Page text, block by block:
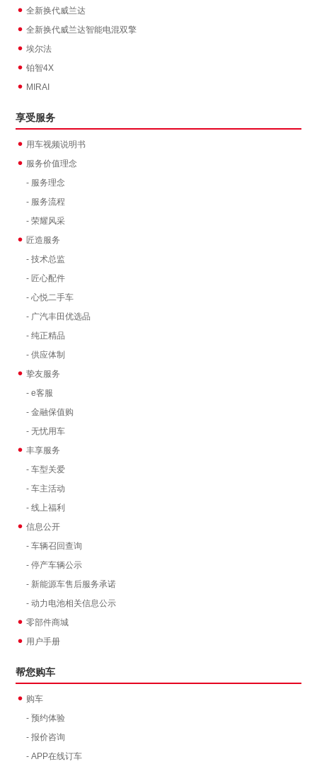
全新换代威兰达
全新换代威兰达智能电混双擎
埃尔法
铂智4X
MIRAI
享受服务
用车视频说明书
服务价值理念
- 服务理念
- 服务流程
- 荣耀风采
匠造服务
- 技术总监
- 匠心配件
- 心悦二手车
- 广汽丰田优选品
- 纯正精品
- 供应体制
挚友服务
- e客服
- 金融保值购
- 无忧用车
丰享服务
- 车型关爱
- 车主活动
- 线上福利
信息公开
- 车辆召回查询
- 停产车辆公示
- 新能源车售后服务承诺
- 动力电池相关信息公示
零部件商城
用户手册
帮您购车
购车
- 预约体验
- 报价咨询
- APP在线订车